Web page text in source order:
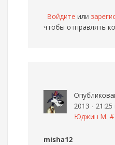
Войдите или
чтобы отправлять
2013 -
Юджин М. #
misha12